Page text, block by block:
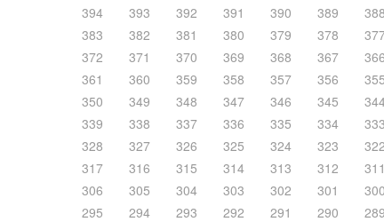
394
393 392 391 390 389
383
382 381 380 379 378
372
371 370 369 368 367
361
360 359 358 357 356
350
349 348 347 346 345
339
338 337 336 335 334
328
327 326 325 324 323
317
316 315 314 313 312
306
305 304 303 302 301
295
294 293 292 291 290